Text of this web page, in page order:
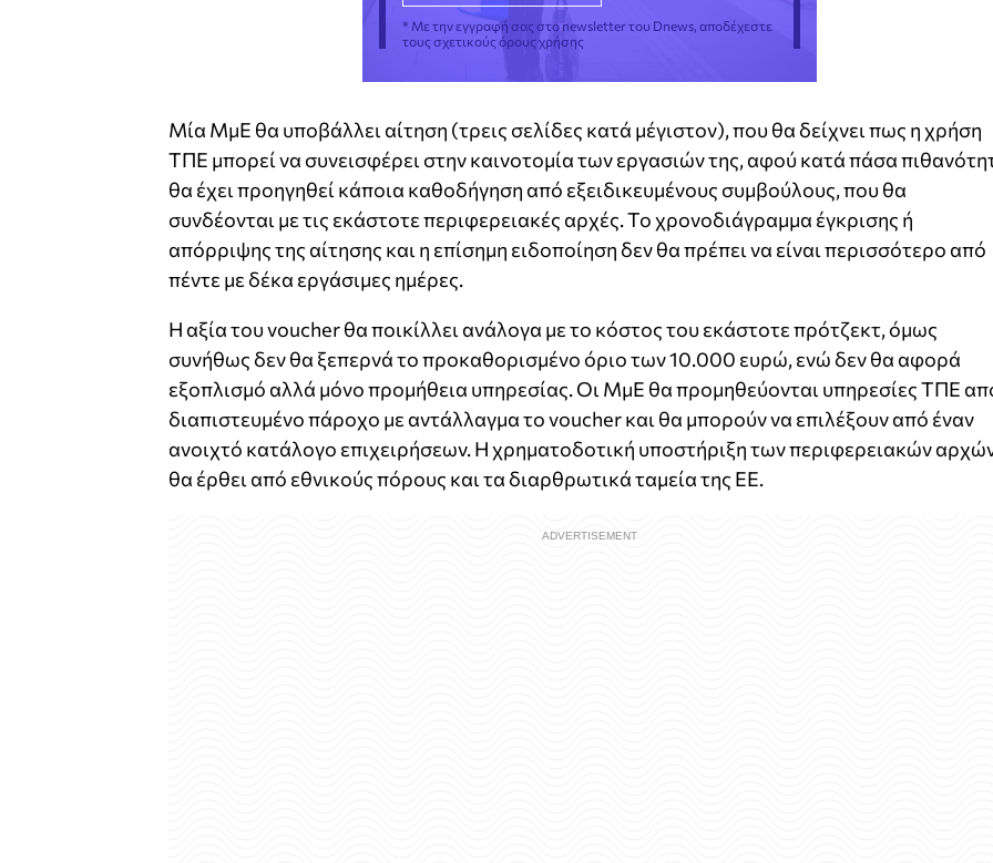
* Με την εγγραφή σας στο newsletter του Dnews, αποδέχεστε
τους σχετικούς όρους χρήσης
Μία ΜμΕ θα υποβάλλει αίτηση (τρεις σελίδες κατά μέγιστον), που θα δείχνει πως η χρήση
ΤΠΕ μπορεί να συνεισφέρει στην καινοτομία των εργασιών της, αφού κατά πάσα
θα έχει προηγηθεί κάποια καθοδήγηση από εξειδικευμένους συμβούλους, που θα
συνδέονται με τις εκάστοτε περιφερειακές αρχές. Το χρονοδιάγραμμα έγκρισης ή
απόρριψης της αίτησης και η επίσημη ειδοποίηση δεν θα πρέπει να είναι περισσότερο από
πέντε με δέκα εργάσιμες ημέρες.
Η αξία του voucher θα ποικίλλει ανάλογα με το κόστος του εκάστοτε πρότζεκτ, όμως
συνήθως δεν θα ξεπερνά το προκαθορισμένο όριο των 10.000 ευρώ, ενώ δεν θα αφορά
εξοπλισμό αλλά μόνο προμήθεια υπηρεσίας. Οι ΜμΕ θα προμηθεύονται υπηρεσίες ΤΠΕ
διαπιστευμένο πάροχο με αντάλλαγμα το voucher και θα μπορούν να επιλέξουν από έναν
ανοιχτό κατάλογο επιχειρήσεων. Η χρηματοδοτική υποστήριξη των περιφερειακών
θα έρθει από εθνικούς πόρους και τα διαρθρωτικά ταμεία της ΕΕ.